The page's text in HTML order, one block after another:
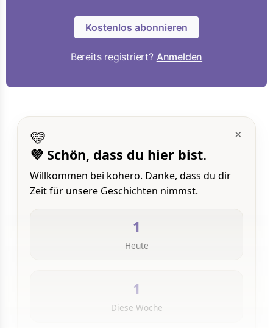
Kostenlos abonnieren
Bereits registriert? Anmelden
×
💛
💜 Schön, dass du hier bist.
Willkommen bei kohero. Danke, dass du dir
Zeit für unsere Geschichten nimmst.
1
Heute
1
Diese Woche